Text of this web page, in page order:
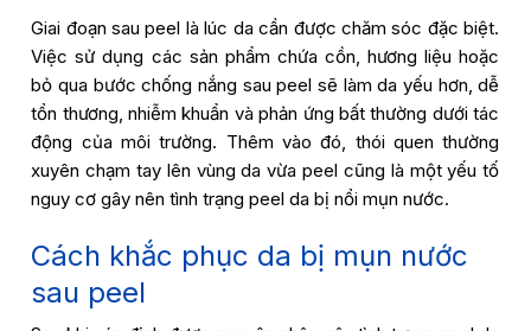
Giai đoạn sau peel là lúc da cần được chăm sóc đặc biệt.
Việc sử dụng các sản phẩm chứa cồn, hương liệu hoặc
bỏ qua bước chống nắng sau peel sẽ làm da yếu hơn, dễ
tổn thương, nhiễm khuẩn và phản ứng bất thường dưới tác
động của môi trường. Thêm vào đó, thói quen thường
xuyên chạm tay lên vùng da vừa peel cũng là một yếu tố
nguy cơ gây nên tình trạng peel da bị nổi mụn nước.
Cách khắc phục da bị mụn nước
sau peel